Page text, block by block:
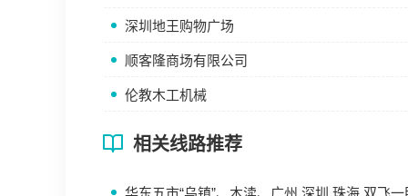
深圳地王购物广场
顺客隆商场有限公司
伦教木工机械
相关线路推荐
华东五市“乌镇”、木渎、广州.深圳.珠海 双飞